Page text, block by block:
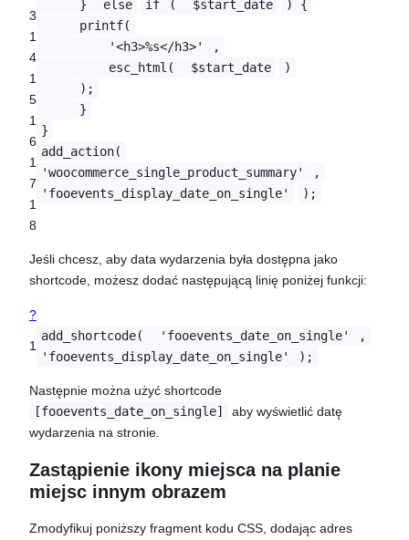
3
1
4
1
5
1
6
1
7
1
8
}
else if ( $start_date
) {
printf(
'<h3>%s</h3>'
,
esc_html(
$start_date
)
);
}
}
add_action(
'woocommerce_single_product_summary'
,
'fooevents_display_date_on_single'
);
Jeśli chcesz, aby data wydarzenia była dostępna jako
shortcode, możesz dodać następującą linię poniżej funkcji:
?
1
add_shortcode( 'fooevents_date_on_single'
,
'fooevents_display_date_on_single'
);
Następnie można użyć shortcode
[fooevents_date_on_single]
aby wyświetlić datę
wydarzenia na stronie.
Zastąpienie ikony miejsca na planie
miejsc innym obrazem
Zmodyfikuj poniższy fragment kodu CSS, dodając adres